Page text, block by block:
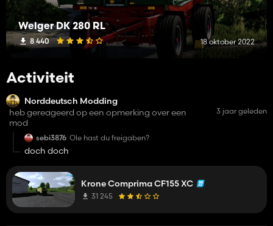
Welger DK 280 RL
8 440 18 oktober 2022
Activiteit
Norddeutsch Modding
heb gereageerd op een opmerking over een
mod
3 jaar geleden
sebi3876 Ole hast du freigaben?
doch doch
Krone Comprima CF155 XC
31 245